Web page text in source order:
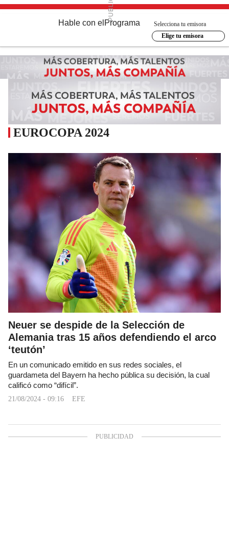
Hable con el Programa
Selecciona tu emisora
Elige tu emisora
EUROCOPA 2024
Neuer se despide de la Selección de
Alemania tras 15 años defendiendo el arco
‘teutón’
En un comunicado emitido en sus redes sociales, el
guardameta del Bayern ha hecho pública su decisión, la cual
calificó como “difícil”.
21/08/2024 - 09:16 EFE